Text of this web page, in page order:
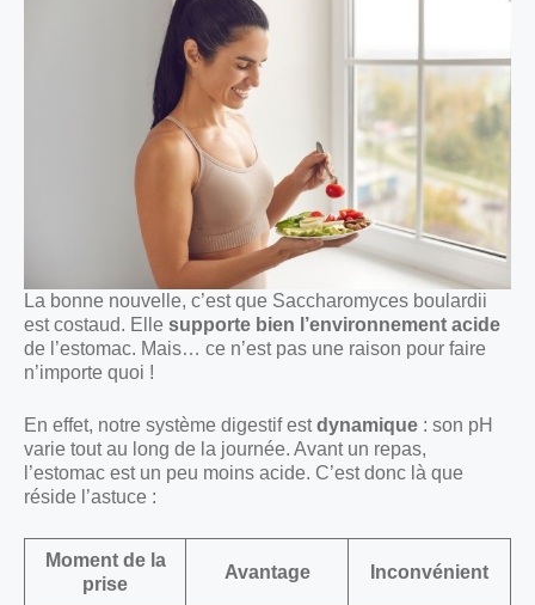
La bonne nouvelle, c’est que Saccharomyces boulardii
est costaud. Elle supporte bien l’environnement acide
de l’estomac. Mais… ce n’est pas une raison pour faire
n’importe quoi !
En effet, notre système digestif estdynamique : son pH
varie tout au long de la journée. Avant un repas,
l’estomac est un peu moins acide. C’est donc là que
réside l’astuce :
Moment de la
prise
Avantage Inconvénient